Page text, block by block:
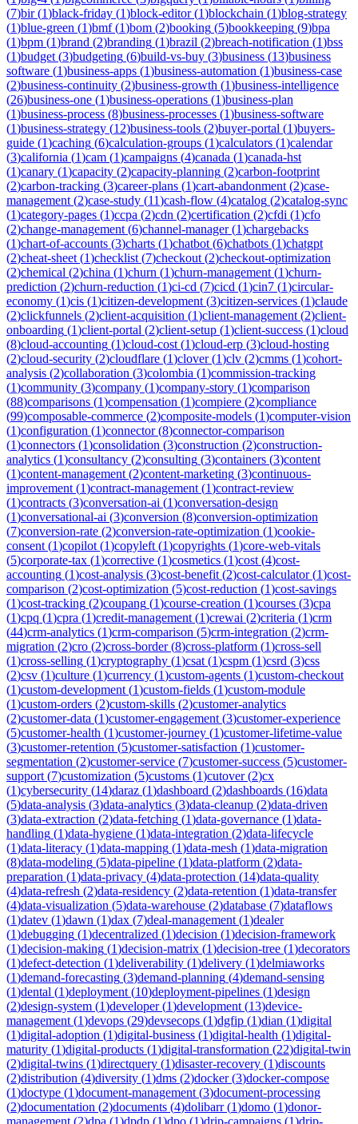
(7)bir(1)black-friday (1)block-editor(1)blockchain (1)blog-strategy
(1)blue-green (1)bmf(1)bom (2)booking (5)bookkeeping (9)bpa
(1)bpm (1)brand (2)branding (1)brazil (2)breach-notification (1)bss
(1)budget (3)budgeting (6)build-vs-buy (3)business (13)business
software (1)business-apps (1)business-automation (1)business-case
(2)business-continuity (2)business-growth (1)business-intelligence
(26)business-one (1)business-operations (1)business-plan
(1)business-process (8)business-processes (1)business-software
(1)business-strategy (12)business-tools (2)buyer-portal (1)buyers-
guide (1)caching (6)calculation-groups (1)calculators (1)calendar
(3)california (1)cam (1)campaigns (4)canada (1)canada-hst
(1)canary (1)capacity (2)capacity-planning (2)carbon-footprint
(2)carbon-tracking (3)career-plans (1)cart-abandonment (2)case-
management (2)case-study (11)cash-flow (4)catalog (2)catalog-sync
(1)category-pages (1)ccpa (2)cdn (2)certification (2)cfdi (1)cfo
(2)change-management (6)channel-manager(1)chargebacks
(1)chart-of-accounts (3)charts (1)chatbot (6)chatbots (1)chatgpt
(2)cheat-sheet (1)checklist (7)checkout (2)checkout-optimization
(2)chemical (2)china (1)churn (1)churn-management (1)churn-
prediction (2)churn-reduction (1)ci-cd (7)cicd (1)cin7 (1)circular-
economy (1)cis (1)citizen-development (3)citizen-services (1)claude
(2)clickfunnels (2)client-acquisition (1)client-management (2)client-
onboarding (1)client-portal (2)client-setup (1)client-success (1)cloud
(8)cloud-accounting (1)cloud-cost (1)cloud-erp (3)cloud-hosting
(2)cloud-security (2)cloudflare (1)clover(1)clv (2)cmms (1)cohort-
analysis (2)collaboration (3)colombia (1)commission-tracking
(1)community (3)company (1)company-story (1)comparison
(88)comparisons (1)compensation (1)compiere (2)compliance
(99)composable-commerce (2)composite-models (1)computer-vision
(1)configuration (1)connector(8)connector-comparison
(1)connectors (1)consolidation (3)construction (2)construction-
analytics (1)consultancy (2)consulting (3)containers (3)content
(1)content-management (2)content-marketing (3)continuous-
improvement (1)contract-management (1)contract-review
(1)contracts (3)conversation-ai (1)conversation-design
(1)conversational-ai (3)conversion (8)conversion-optimization
(7)conversion-rate (2)conversion-rate-optimization (1)cookie-
consent (1)copilot (1)copyleft (1)copyrights (1)core-web-vitals
(5)corporate-tax (1)corrective (1)cosmetics (1)cost (4)cost-
accounting (1)cost-analysis (3)cost-benefit (2)cost-calculator(1)cost-
comparison (2)cost-optimization (5)cost-reduction (1)cost-savings
(1)cost-tracking (2)coupang (1)course-creation (1)courses (3)cpa
(1)cpq (1)cpra (1)credit-management (1)crewai (2)criteria (1)crm
(44)crm-analytics (1)crm-comparison (5)crm-integration (2)crm-
migration (2)cro (2)cross-border(8)cross-platform (1)cross-sell
(1)cross-selling (1)cryptography (1)csat (1)cspm (1)csrd (3)css
(2)csv (1)culture (1)currency (1)custom-agents (1)custom-checkout
(1)custom-development (1)custom-fields (1)custom-module
(1)custom-orders (2)custom-skills (2)customer-analytics
(2)customer-data (1)customer-engagement (3)customer-experience
(5)customer-health (1)customer-journey (1)customer-lifetime-value
(3)customer-retention (5)customer-satisfaction (1)customer-
segmentation (2)customer-service (7)customer-success (5)customer-
support (7)customization (5)customs (1)cutover(2)cx
(1)cybersecurity (14)daraz (1)dashboard (2)dashboards (16)data
(5)data-analysis (3)data-analytics (3)data-cleanup (2)data-driven
(3)data-extraction (2)data-fetching (1)data-governance (1)data-
handling (1)data-hygiene (1)data-integration (2)data-lifecycle
(1)data-literacy (1)data-mapping (1)data-mesh (1)data-migration
(8)data-modeling (5)data-pipeline (1)data-platform (2)data-
preparation (1)data-privacy (4)data-protection (14)data-quality
(4)data-refresh (2)data-residency (2)data-retention (1)data-transfer
(4)data-visualization (5)data-warehouse (2)database (7)dataflows
(1)datev (1)dawn (1)dax (7)deal-management (1)dealer
(1)debugging (1)decentralized (1)decision (1)decision-framework
(1)decision-making (1)decision-matrix (1)decision-tree (1)decorators
(1)defect-detection (1)deliverability (1)delivery (1)delmiaworks
(1)demand-forecasting (3)demand-planning (4)demand-sensing
(1)dental (1)deployment (10)deployment-pipelines (1)design
(2)design-system (1)developer(1)development (13)device-
management (1)devops (29)devsecops (1)dgfip (1)dian (1)digital
(1)digital-adoption (1)digital-business (1)digital-health (1)digital-
maturity (1)digital-products (1)digital-transformation (22)digital-twin
(2)digital-twins (1)directquery (1)disaster-recovery (1)discounts
(2)distribution (4)diversity (1)dms (2)docker(3)docker-compose
(1)doctype (1)document-management (3)document-processing
(2)documentation (2)documents (4)dolibarr(1)domo (1)donor-
management (2)dpa (1)dpdp (1)dpo (1)drip-campaigns (1)drip-